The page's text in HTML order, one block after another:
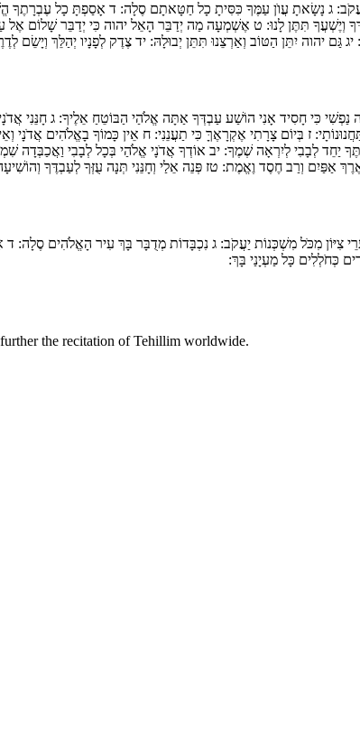
ג נָשָׂאתָ עֲוֺן עַמֶּךָ כִּסִּיתָ כָל חַטָּאתָם סֶלָה: ד אָסַפְתָּ כָל עֶבְרָתֶךָ
וְיֶשְׁעֲךָ תִּתֶּן לָנוּ: ט אֶשְׁמְעָה מַה יְדַבֵּר הָאֵל יהוה כִּי יְדַבֵּר שָׁלוֹם אֶל
יג גַּם יהוה יִתֵּן הַטּוֹב וְאַרְצֵנוּ תִּתֵּן יְבוּלָהּ: יד צֶדֶק לְפָנָיו יְהַלֵּךְ וְיָשֵׂם
נַפְשִׁי כִּי חָסִיד אָנִי הוֹשַׁע עַבְדְּךָ אַתָּה אֱלֹהַי הַבּוֹטֵחַ אֵלֶיךָ: ג חָנֵּנִי
ז בְּיוֹם צָרָתִי אֶקְרָאֶךָּ כִּי תַעֲנֵנִי: ח אֵין כָּמוֹךָ בָאֱלֹהִים אֲדֹנָי
יַחֵד לְבָבִי לְיִרְאָה שְׁמֶךָ: יב אוֹדְךָ אֲדֹנָי אֱלֹהַי בְּכָל לְבָבִי וַאֲכַבְּדָה
אַפַּיִם וְרַב חֶסֶד וֶאֱמֶת: טז פְּנֵה אֵלַי וְחָנֵּנִי תְּנָה עֻזְּךָ לְעַבְדֶּךָ
צִיּוֹן מִכֹּל מִשְׁכְּנוֹת יַעֲקֹב: ג נִכְבָּדוֹת מְדֻבָּר בָּךְ עִיר הָאֱלֹהִים סֶלָה: ד
כְּחֹלְלִים כָּל מַעְיָנַי בָּךְ:
the recitation of Tehillim worldwide.